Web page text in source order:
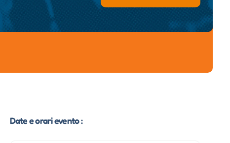
Date e orari evento :